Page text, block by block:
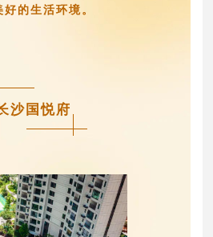
的生活环境。
沙国悦府